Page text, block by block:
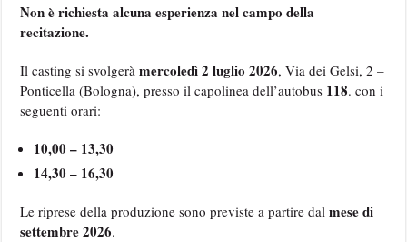
Non è richiesta alcuna esperienza nel campo della
recitazione.
Il casting si svolgeràmercoledì 2 luglio 2026, Via dei Gelsi, 2 –
Ponticella (Bologna), presso il capolinea dell’autobus 118. con i
seguenti orari:
10,00 – 13,30
14,30 – 16,30
Le riprese della produzione sono previste a partire dalmese di
settembre 2026.